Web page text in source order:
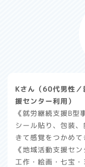
Kさん（60代男性／
援センター利用）
《就労継続支援B型
シール貼り、包装、
きて感覚をつかめて
《地域活動支援セン
工作・絵画・七宝・